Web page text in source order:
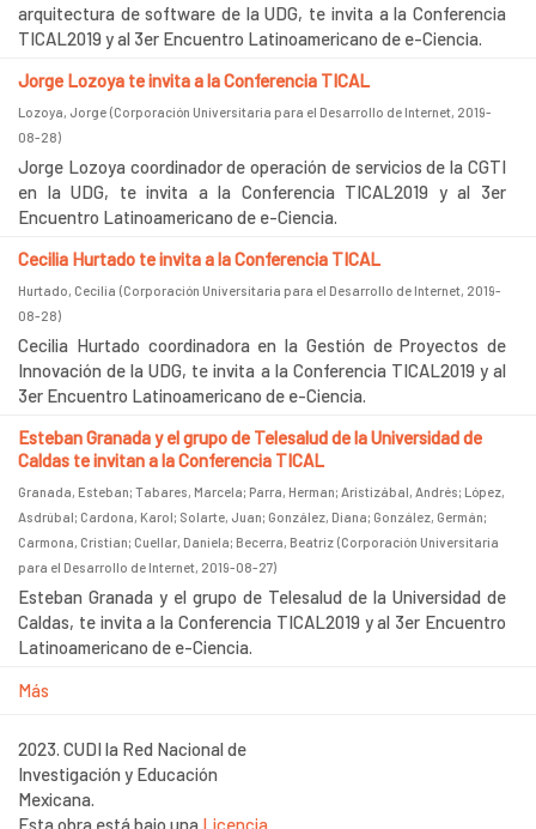
arquitectura de software de la UDG, te invita a la Conferencia
TICAL2019 y al 3er Encuentro Latinoamericano de e-Ciencia.
Jorge Lozoya te invita a la Conferencia TICAL
Lozoya, Jorge (Corporación Universitaria para el Desarrollo de Internet, 2019-
08-28)
Jorge Lozoya coordinador de operación de servicios de la CGTI
en la UDG, te invita a la Conferencia TICAL2019 y al 3er
Encuentro Latinoamericano de e-Ciencia.
Cecilia Hurtado te invita a la Conferencia TICAL
Hurtado, Cecilia (Corporación Universitaria para el Desarrollo de Internet, 2019-
08-28)
Cecilia Hurtado coordinadora en la Gestión de Proyectos de
Innovación de la UDG, te invita a la Conferencia TICAL2019 y al
3er Encuentro Latinoamericano de e-Ciencia.
Esteban Granada y el grupo de Telesalud de la Universidad de
Caldas te invitan a la Conferencia TICAL
Granada, Esteban; Tabares, Marcela; Parra, Herman; Aristizábal, Andrés; López,
Asdrúbal; Cardona, Karol; Solarte, Juan; González, Diana; González, Germán;
Carmona, Cristian; Cuellar, Daniela; Becerra, Beatriz (Corporación Universitaria
para el Desarrollo de Internet, 2019-08-27)
Esteban Granada y el grupo de Telesalud de la Universidad de
Caldas, te invita a la Conferencia TICAL2019 y al 3er Encuentro
Latinoamericano de e-Ciencia.
Más
2023. CUDI la Red Nacional de
Investigación y Educación
Mexicana.
Esta obra está bajo una Licencia